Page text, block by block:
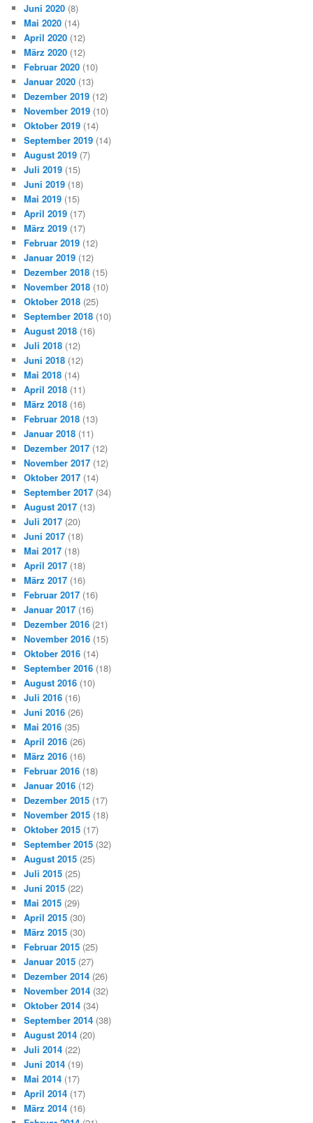
Juni 2020 (8)
Mai 2020 (14)
April 2020 (12)
März 2020 (12)
Februar 2020 (10)
Januar 2020 (13)
Dezember 2019 (12)
November 2019 (10)
Oktober 2019 (14)
September 2019 (14)
August 2019 (7)
Juli 2019 (15)
Juni 2019 (18)
Mai 2019 (15)
April 2019 (17)
März 2019 (17)
Februar 2019 (12)
Januar 2019 (12)
Dezember 2018 (15)
November 2018 (10)
Oktober 2018 (25)
September 2018 (10)
August 2018 (16)
Juli 2018 (12)
Juni 2018 (12)
Mai 2018 (14)
April 2018 (11)
März 2018 (16)
Februar 2018 (13)
Januar 2018 (11)
Dezember 2017 (12)
November 2017 (12)
Oktober 2017 (14)
September 2017 (34)
August 2017 (13)
Juli 2017 (20)
Juni 2017 (18)
Mai 2017 (18)
April 2017 (18)
März 2017 (16)
Februar 2017 (16)
Januar 2017 (16)
Dezember 2016 (21)
November 2016 (15)
Oktober 2016 (14)
September 2016 (18)
August 2016 (10)
Juli 2016 (16)
Juni 2016 (26)
Mai 2016 (35)
April 2016 (26)
März 2016 (16)
Februar 2016 (18)
Januar 2016 (12)
Dezember 2015 (17)
November 2015 (18)
Oktober 2015 (17)
September 2015 (32)
August 2015 (25)
Juli 2015 (25)
Juni 2015 (22)
Mai 2015 (29)
April 2015 (30)
März 2015 (30)
Februar 2015 (25)
Januar 2015 (27)
Dezember 2014 (26)
November 2014 (32)
Oktober 2014 (34)
September 2014 (38)
August 2014 (20)
Juli 2014 (22)
Juni 2014 (19)
Mai 2014 (17)
April 2014 (17)
März 2014 (16)